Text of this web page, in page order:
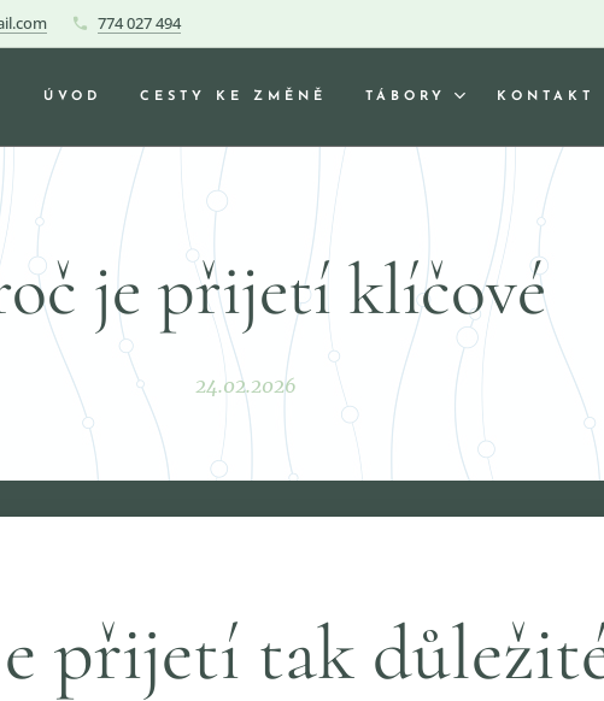
774 027 494
ÚVOD CESTY KE ZMĚNĚ TÁBORY KONTAKT
je přijetí klíčové
24.02.2026
přijetí tak